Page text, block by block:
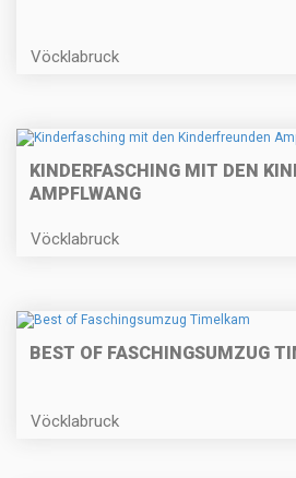
Vöcklabruck
KINDERFASCHING MIT DEN
AMPFLWANG
Vöcklabruck
BEST OF FASCHINGSUMZUG
Vöcklabruck